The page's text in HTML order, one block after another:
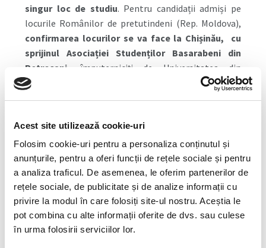
Acest site utilizează cookie-uri
Folosim cookie-uri pentru a personaliza conținutul și
anunțurile, pentru a oferi funcții de rețele sociale și pentru
a analiza traficul. De asemenea, le oferim partenerilor de
rețele sociale, de publicitate și de analize informații cu
privire la modul în care folosiți site-ul nostru. Aceștia le
pot combina cu alte informații oferite de dvs. sau culese
în urma folosirii serviciilor lor.
singur loc de studiu. Pentru candidații admiși pe
locurile Românilor de pretutindeni (Rep. Moldova),
confirmarea locurilor se va face la Chișinău, cu
sprijinul Asociației Studenților Basarabeni din
Petroșani , împuterniciți de Universitatea din
Petroșani.
Fiecare candidat va fi contactat direct
prezinte actele de studii (Diploma Bacalaureat +
Foaie matricolă) în original, copii după Certificatul de
naștere, pașaport, carte de identitate. Fiecare
candidat declarat admis va confirma un singur loc de
studiu, completând formularul dinAnexa nr. 4.
FORMULAR DECLARATIE-CETATENIE.docx